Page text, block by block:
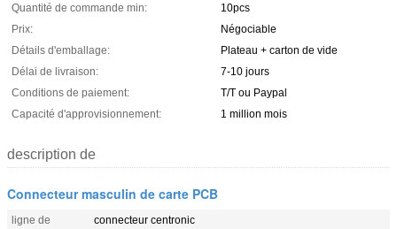
Quantité de commande min:
10pcs
Prix:
Négociable
Détails d'emballage:
Plateau + carton de vide
Délai de livraison:
7-10 jours
Conditions de paiement:
T/T ou Paypal
Capacité d'approvisionnement:
1 million mois
description de
Connecteur masculin de carte PCB
ligne de
connecteur centronic